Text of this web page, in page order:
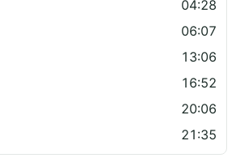
04:28
06:07
13:06
16:52
20:06
21:35